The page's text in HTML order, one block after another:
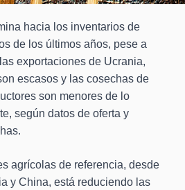
hacia los inventarios de
de los últimos años, pese a
exportaciones de Ucrania,
escasos y las cosechas de
son menores de lo
según datos de oferta y
agrícolas de referencia, desde
y China, está reduciendo las